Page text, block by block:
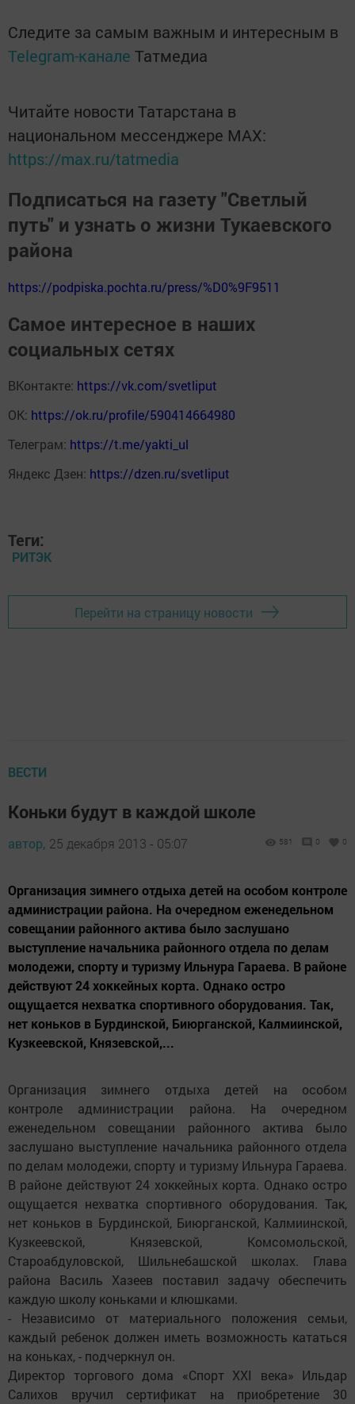
Следите за самым важным и интересным в
Telegram-канале Татмедиа
Читайте новости Татарстана в
национальном мессенджере MАХ:
https://max.ru/tatmedia
Подписаться на газету "Светлый
путь" и узнать о жизни Тукаевского
района
https://podpiska.pochta.ru/press/%D0%9F9511
Самое интересное в наших
социальных сетях
ВКонтакте: https://vk.com/svetliput
ОК: https://ok.ru/profile/590414664980
Телеграм: https://t.me/yakti_ul
Яндекс Дзен: https://dzen.ru/svetliput
Теги:
РИТЭК
Перейти на страницу новости
ВЕСТИ
Коньки будут в каждой школе
автор, 25 декабря 2013 - 05:07 581 0 0
Организация зимнего отдыха детей на особом контроле
администрации района. На очередном еженедельном
совещании районного актива было заслушано
выступление начальника районного отдела по делам
молодежи, спорту и туризму Ильнура Гараева. В районе
действуют 24 хоккейных корта. Однако остро
ощущается нехватка спортивного оборудования. Так,
нет коньков в Бурдинской, Биюрганской, Калмиинской,
Кузкеевской, Князевской,...
Организация зимнего отдыха детей на особом
контроле администрации района. На очередном
еженедельном совещании районного актива было
заслушано выступление начальника районного отдела
по делам молодежи, спорту и туризму Ильнура Гараева.
В районе действуют 24 хоккейных корта. Однако остро
ощущается нехватка спортивного оборудования. Так,
нет коньков в Бурдинской, Биюрганской, Калмиинской,
Кузкеевской, Князевской, Комсомольской,
Староабдуловской, Шильнебашской школах. Глава
района Василь Хазеев поставил задачу обеспечить
каждую школу коньками и клюшками.
- Независимо от материального положения семьи,
каждый ребенок должен иметь возможность кататься
на коньках, - подчеркнул он.
Директор торгового дома «Спорт ХХI века» Ильдар
Салихов вручил сертификат на приобретение 30